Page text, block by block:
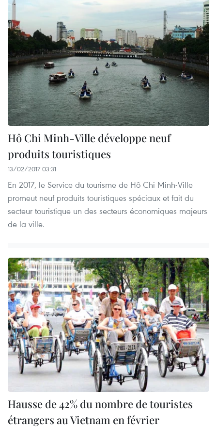
Hô Chi Minh-Ville développe neuf
produits touristiques
13/02/2017 03:31
En 2017, le Service du tourisme de Hô Chi Minh-Ville
promeut neuf produits touristiques spéciaux et fait du
secteur touristique un des secteurs économiques majeurs
de la ville.
Hausse de 42% du nombre de touristes
étrangers au Vietnam en février